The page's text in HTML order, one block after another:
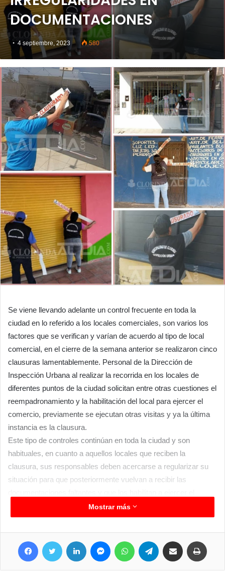
DOCUMENTACIONES
4 septiembre, 2023 580
Se viene llevando adelante un control frecuente en toda la
ciudad en lo referido a los locales comerciales, son varios los
factores que se verifican y varían de acuerdo al tipo de local
comercial, en el cierre de la semana anterior se realizaron cinco
clausuras lamentablemente. Personal de la Dirección de
Inspección Urbana al realizar la recorrida en los locales de
diferentes puntos de la ciudad solicitan entre otras cuestiones el
reempadronamiento y la habilitación del local para ejercer el
comercio, previamente se ejecutan otras visitas y ya la última
instancia es la clausura.
Este tipo de controles continúan en toda la ciudad y son
habituales, en cuanto a aquellos locales que reciben la
clausura, sus responsables deben acercarse a regularizar su
situación para que posteriormente vuelvan a recibir las
comercio y operar al igual que los demás comercios de manera
equitativa.
Mostrar más
Facebook Twitter LinkedIn MessengerWhatsApp Telegram Compartir por correo electrónico